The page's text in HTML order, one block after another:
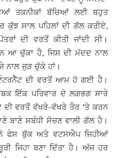
ਤਕਨੀਕਾਂ ਬੱਚਿਆਂ ਲਈ ਬਹੁਤ
ਸਾਲ ਪਹਿਲਾਂ ਦੀ ਗੱਲ ਕਰੀਏ,
ਦੀ ਵਰਤੋਂ ਕੀਤੀ ਜਾਂਦੀ ਸੀ।
ਆ ਚੁੱਕਾ ਹੈ, ਜਿਸ ਦੀ ਮੱਦਦ ਨਾਲ
ਨਾਲ ਜੁੜ ਚੁੱਕੇ ਹਾਂ।
ਦੀ ਵਰਤੋਂ ਆਮ ਹੋ ਗਈ ਹੈ।
ਇੱਕ ਪਰਿਵਾਰ ਦੇ ਲਗਭਗ ਸਾਰੇ
ਵਰਤੋਂ ਵੱਖਰੇ-ਵੱਖਰੇ ਤੌਰ ’ਤੇ ਕਰਨ
ਬਾਣੇ ਸਬੰਧੀ ਸੋਚਣ ਵਾਲੀ ਗੱਲ ਹੈ।
ਫੇਸ ਬੁੱਕ ਅਤੇ ਵਟਸਐਪ ਜਿਹੀਆਂ
ਜਿਹਾ ਬਣਾ ਦਿੱਤਾ ਹੈ। ਅੱਜ ਹਰ